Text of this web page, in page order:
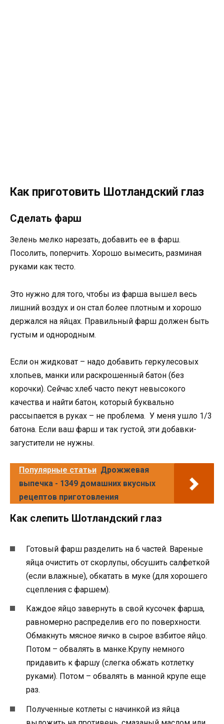
Как приготовить Шотландский глаз
Сделать фарш
Зелень мелко нарезать, добавить ее в фарш.
Посолить, поперчить. Хорошо вымесить, разминая
руками как тесто.
Это нужно для того, чтобы из фарша вышел весь
лишний воздух и он стал более плотным и хорошо
держался на яйцах. Правильный фарш должен быть
густым и однородным.
Если он жидковат – надо добавить геркулесовых
хлопьев, манки или раскрошенный батон (без
корочки). Сейчас хлеб часто пекут невысокого
качества и найти батон, который буквально
рассыпается в руках – не проблема. У меня ушло 1/3
батона. Если ваш фарш и так густой, эти добавки-
загустители не нужны.
Популярные статьи Дрожжевая
выпечка - 1349 домашних вкусных
рецептов приготовления
Как слепить Шотландский глаз
Готовый фарш разделить на 6 частей. Вареные
яйца очистить от скорлупы, обсушить салфеткой
(если влажные), обкатать в муке (для хорошего
сцепления с фаршем).
Каждое яйцо завернуть в свой кусочек фарша,
равномерно распределив его по поверхности.
Обмакнуть мясное яичко в сырое взбитое яйцо.
Потом – обвалять в манке.Крупу немного
придавить к фаршу (слегка обжать котлетку
руками). Потом – обвалять в манной крупе еще
раз.
Полученные котлеты с начинкой из яйца